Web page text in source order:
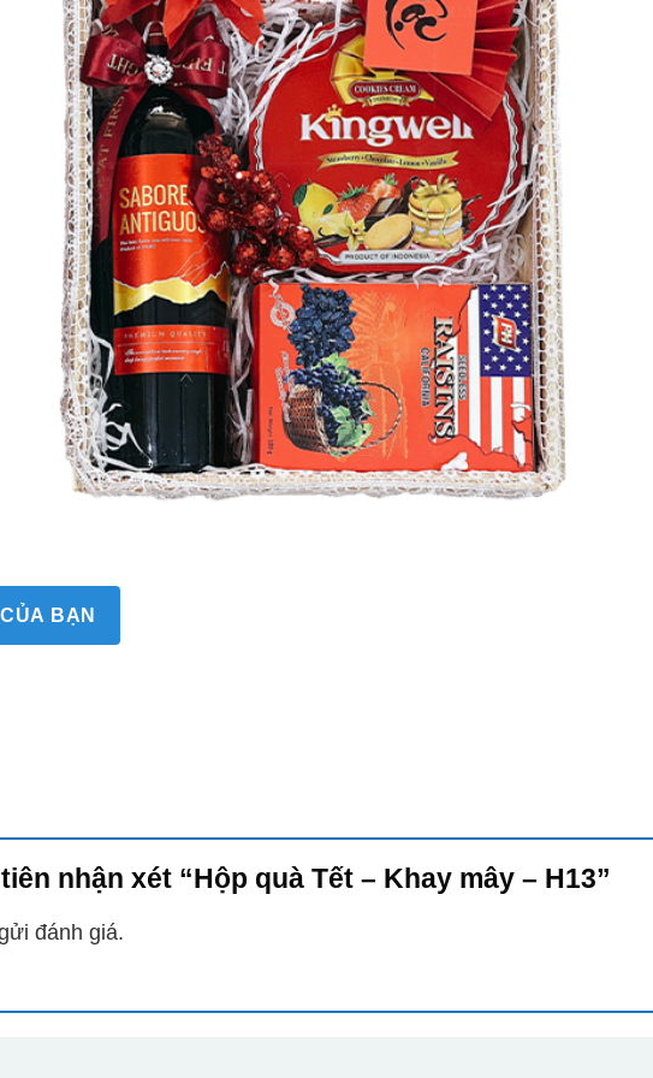
BẠN
nhận xét “Hộp quà Tết – Khay mây – H13”
đánh giá.